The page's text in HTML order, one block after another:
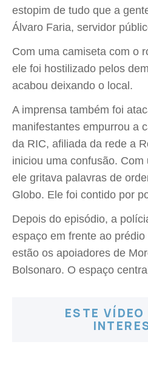
estopim de tudo que a
Álvaro Faria, servidor
Com uma camiseta com o
ele foi hostilizado pelos
acabou deixando o local.
A imprensa também foi
manifestantes empurrou a
da RIC, afiliada da rede a
iniciou uma confusão.
ele gritava palavras de
Globo. Ele foi contido por
Depois do episódio, a
espaço em frente ao
estão os apoiadores de
Bolsonaro. O espaço
ESTE